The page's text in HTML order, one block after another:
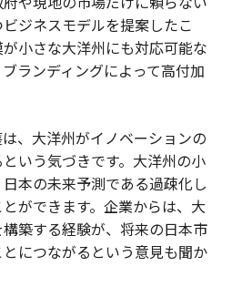
ジネスモデルを提案したこ
小さな大洋州にも対応可能な
ランディングによって高付加
は、大洋州がイノベーションの
いう気づきです。大洋州の小
本の未来予測である過疎化し
ができます。企業からは、大
築する経験が、将来の日本市
につながるという意見も聞か